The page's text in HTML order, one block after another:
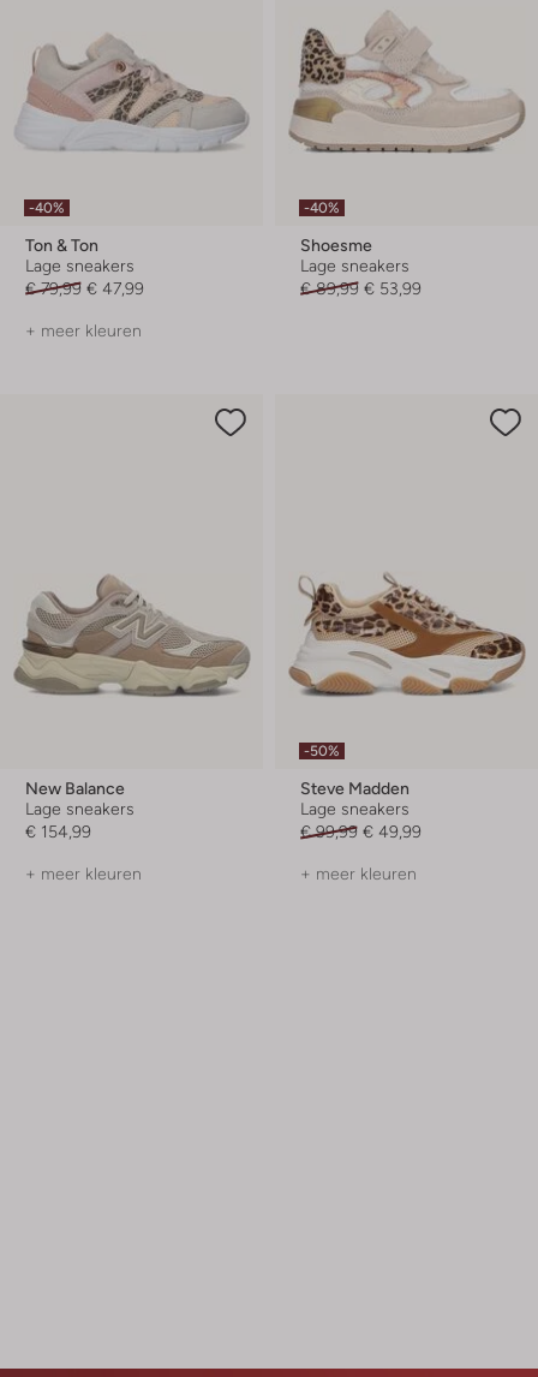
-40%
Ton & Ton
Lage sneakers
€ 79,99 € 47,99
+ meer kleuren
-40%
Shoesme
Lage sneakers
€ 89,99 € 53,99
New Balance
Lage sneakers
€ 154,99
+ meer kleuren
-50%
Steve Madden
Lage sneakers
€ 99,99 € 49,99
+ meer kleuren